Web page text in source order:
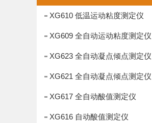
XG610 低温运动粘度测定仪
XG609 全自动运动粘度测定仪
XG623 全自动凝点倾点测定仪
XG621 全自动凝点倾点测定仪
XG617 全自动酸值测定仪
XG616 自动酸值测定仪